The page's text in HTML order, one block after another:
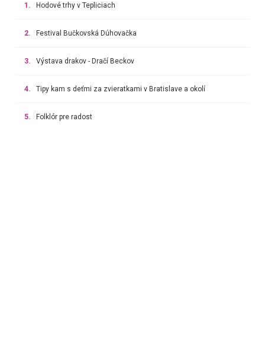
1. Hodové trhy v Tepliciach
2. Festival Bučkovská Dúhovačka
3. Výstava drakov - Dračí Beckov
4. Tipy kam s deťmi za zvieratkami v Bratislave a okolí
5. Folklór pre radost